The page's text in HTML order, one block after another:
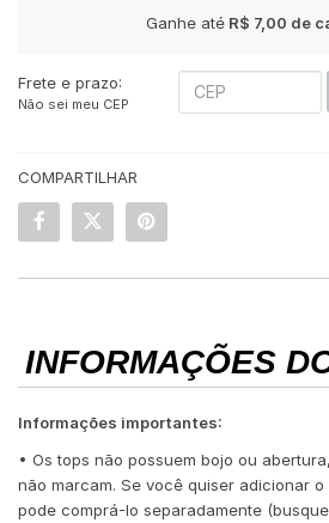
Ganhe atéR$ 7,00 de
Frete e prazo:
Não sei meu CEP
COMPARTILHAR
INFORMAÇÕES
Informações importantes:
• Os tops não possuem bojo ou
não marcam. Se você quiser adicionar
pode comprá-lo separadamente